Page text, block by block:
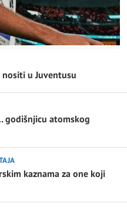
u Juventusu
godišnjicu atomskog
kaznama za one koji